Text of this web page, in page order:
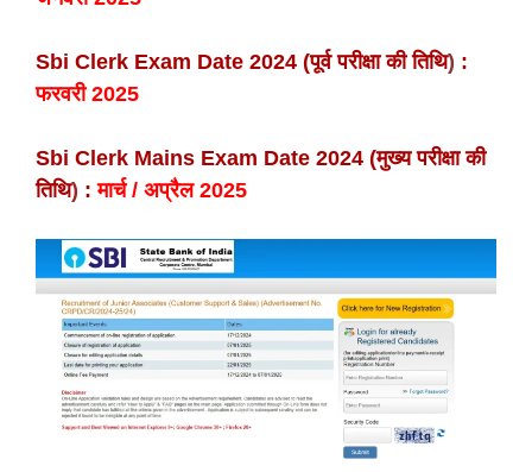
Sbi Clerk Exam Date 2024 (पूर्व परीक्षा की तिथि) :
फरवरी 2025
Sbi Clerk Mains Exam Date 2024 (मुख्य परीक्षा की
तिथि) : मार्च / अप्रैल 2025